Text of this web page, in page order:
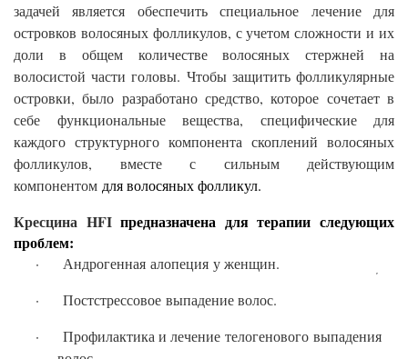
задачей является обеспечить специальное лечение для
островков волосяных фолликулов, с учетом сложности и их
доли в общем количестве волосяных стержней на
волосистой части головы. Чтобы защитить фолликулярные
островки, было разработано средство, которое сочетает в
себе функциональные вещества, специфические для
каждого структурного компонента скоплений волосяных
фолликулов, вместе с сильным действующим
компонентом для волосяных фолликул.
Кресцина HFIпредназначена для терапии следующих
проблем:
·
Андрогенная алопеция у женщин.
·
Постстрессовое выпадение волос.​
·
Профилактика и лечение телогенового выпадения